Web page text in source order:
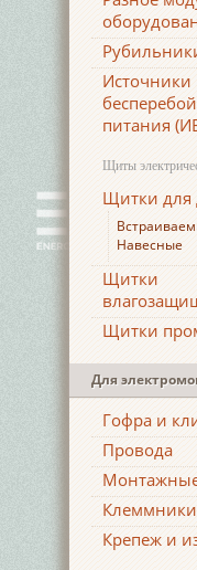
Источники
питания
Щиты
Щитки для
Навесные
Щитки
Щитки
Для
Гофра и
Провода
Клеммники
Крепеж и